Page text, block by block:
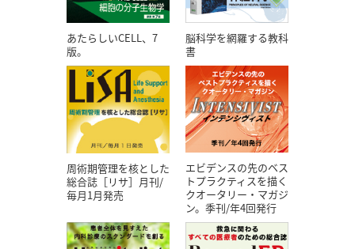
あたらしいCELL、7
版。
脳科学を網羅する教科
書
周術期管理を核とした
総合誌［リサ］月刊/
毎月1月発売
エビデンスの先のベス
トプラクティスを描く
クオータリー・マガジ
ン。季刊/年4回発行